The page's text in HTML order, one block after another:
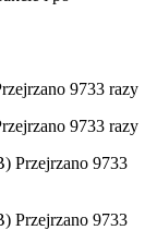
9733 razy
9733 razy
Przejrzano 9733
Przejrzano 9733